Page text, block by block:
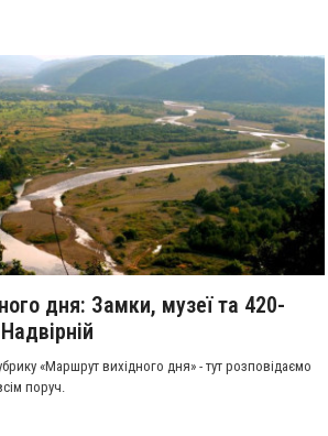
дня: Замки, музеї та 420-
«Маршрут вихідного дня» - тут розповідаємо
поруч.